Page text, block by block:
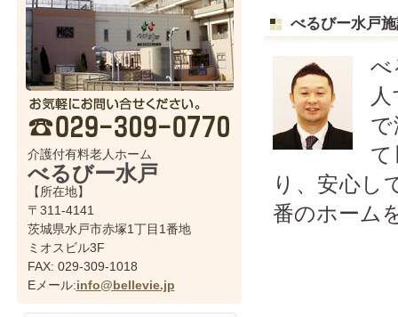
介護付有料老人ホーム
べるびー水戸
【所在地】
〒311-4141
茨城県水戸市赤塚1丁目1番地
ミオスビル3F
FAX: 029-309-1018
Eメール:info@bellevie.jp
べるびー水戸
べ
り、安心し
番のホーム